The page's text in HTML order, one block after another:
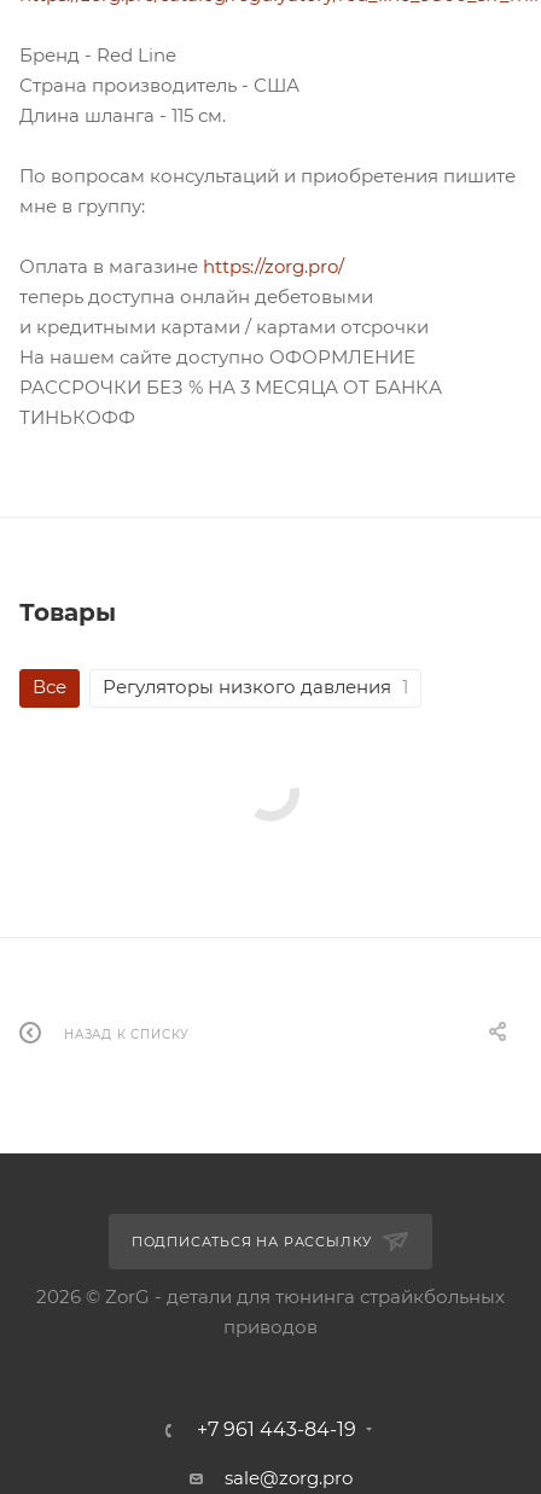
Бренд - Red Line
Страна производитель - США
Длина шланга - 115 см.
По вопросам консультаций и приобретения пишите
мне в группу:
Оплата в магазине https://zorg.pro/
теперь доступна онлайн дебетовыми
и кредитными картами / картами отсрочки
На нашем сайте доступно ОФОРМЛЕНИЕ
РАССРОЧКИ БЕЗ % НА 3 МЕСЯЦА ОТ БАНКА
ТИНЬКОФФ
Товары
Все Регуляторы низкого давления 1
НАЗАД К СПИСКУ
ПОДПИСАТЬСЯ НА РАССЫЛКУ
2026 © ZorG - детали для тюнинга страйкбольных
приводов
+7 961 443-84-19
sale@zorg.pro